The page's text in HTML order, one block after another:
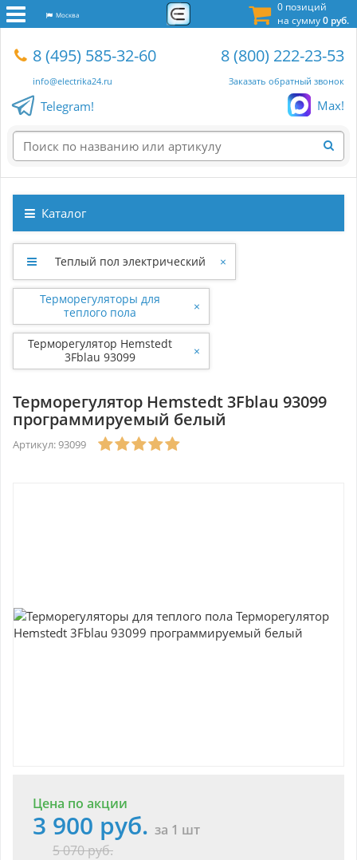
0 позиций
на сумму0 руб.
Москва
8 (495) 585-32-60
info@electrika24.ru
8 (800) 222-23-53
Заказать обратный звонок
Telegram! Max!
Каталог
Теплый пол электрический ×
Терморегуляторы для
теплого пола
×
Терморегулятор Hemstedt
3Fblau 93099
программируемый белый
×
Терморегулятор Hemstedt 3Fblau 93099
программируемый белый
Артикул: 93099
Цена по акции
3 900 руб. за 1 шт
5 070 руб.